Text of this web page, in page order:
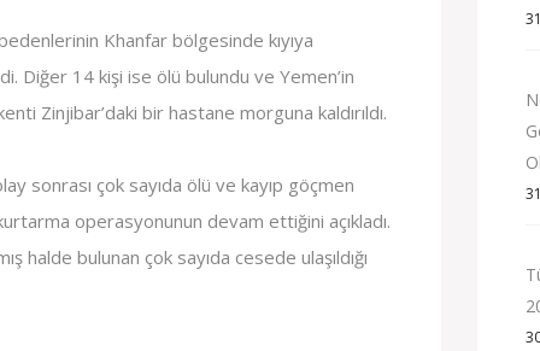
Khanfar bölgesinde kıyıya
Diğer 14 kişi ise ölü bulundu ve Yemen’in
Zinjibar’daki bir hastane morguna kaldırıldı.
sonrası çok sayıda ölü ve kayıp göçmen
operasyonunun devam ettiğini açıkladı.
halde bulunan çok sayıda cesede ulaşıldığı